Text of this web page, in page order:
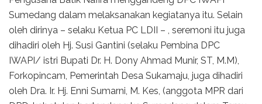
Sumedang dalam melaksanakan kegiatanya itu. Selain
oleh dirinya – selaku Ketua PC LDII – , seremoni itu juga
dihadiri oleh Hj. Susi Gantini (selaku Pembina DPC
IWAPI/ istri Bupati Dr. H. Dony Ahmad Munir, ST, M.M),
Forkopincam, Pemerintah Desa Sukamaju, juga dihadiri
oleh Dra. Ir. Hj. Enni Sumarni, M. Kes, (anggota MPR dari